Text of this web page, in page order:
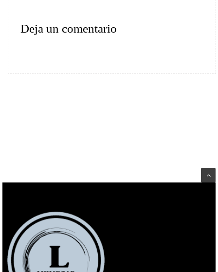
Deja un comentario